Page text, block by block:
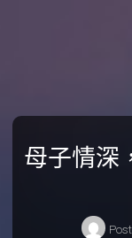
母子情深